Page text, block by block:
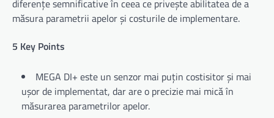
diferențe semnificative în ceea ce privește abilitatea de a
măsura parametrii apelor și costurile de implementare.
5 Key Points
MEGA DI+ este un senzor mai puțin costisitor și mai
ușor de implementat, dar are o precizie mai mică în
măsurarea parametrilor apelor.